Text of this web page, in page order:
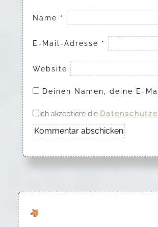
Name *
E-Mail-Adresse *
Website
Deinen Namen, deine E-
Ich akzeptiere die